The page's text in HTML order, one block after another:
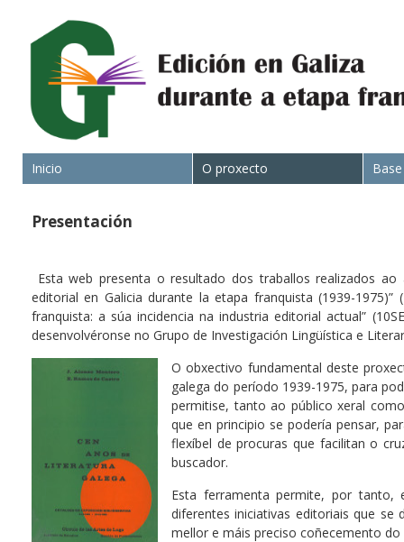
Inicio O proxecto
Presentación
Esta web presenta o resultado dos traballos realizados
editorial en Galicia durante la etapa franquista (1939-
franquista: a súa incidencia na industria editorial actual”
desenvolvéronse no Grupo de Investigación Lingüística e
O obxectivo fundamental deste
galega do período 1939-1975, para
permitise, tanto ao público xeral
que en principio se podería pensar,
flexíbel de procuras que facilitan o
buscador.
Esta ferramenta permite, por tanto,
diferentes iniciativas editoriais que
mellor e máis preciso coñecemento